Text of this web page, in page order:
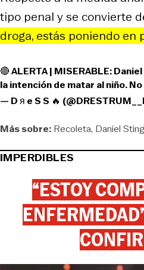
tipo penal y se convierte
droga, estás poniendo en
🔴 ALERTA | MISERABLE:
la intención de matar al niño.
— D я e S S 🔥
Más sobre: Recoleta Daniel
IMPERDIBLES
“ESTOY